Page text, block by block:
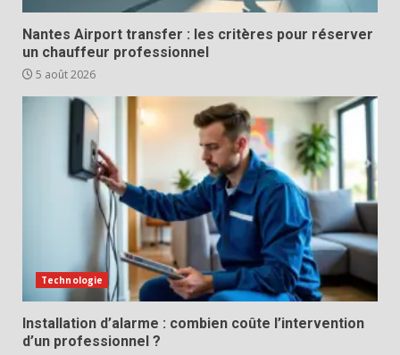
Nantes Airport transfer : les critères pour réserver
un chauffeur professionnel
5 août 2026
Technologie
Installation d’alarme : combien coûte l’intervention
d’un professionnel ?